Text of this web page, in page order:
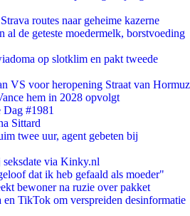
routes naar geheime kazerne
de geteste moedermelk, borstvoeding
op slotklim en pakt tweede
VS voor heropening Straat van Hormuz
hem in 2028 opvolgt
Dag #1981
Sittard
twee uur, agent gebeten bij
via Kinky.nl
dat ik heb gefaald als moeder"
bewoner na ruzie over pakket
TikTok om verspreiden desinformatie